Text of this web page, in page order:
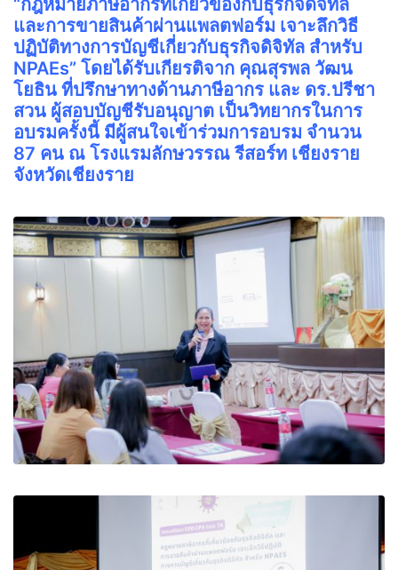
“กฎหมายภาษีอากรที่เกี่ยวข้องกับธุรกิจดิจิทัล
และการขายสินค้าผ่านแพลตฟอร์ม เจาะลึกวิธี
ปฏิบัติทางการบัญชีเกี่ยวกับธุรกิจดิจิทัล สำหรับ
NPAEs” โดยได้รับเกียรติจาก คุณสุรพล วัฒน
โยธิน ที่ปรึกษาทางด้านภาษีอากร และ ดร.ปรีชา
สวน ผู้สอบบัญชีรับอนุญาต เป็นวิทยากรในการ
อบรมครั้งนี้ มีผู้สนใจเข้าร่วมการอบรม จำนวน
87 คน ณ โรงแรมลักษวรรณ รีสอร์ท เชียงราย
จังหวัดเชียงราย